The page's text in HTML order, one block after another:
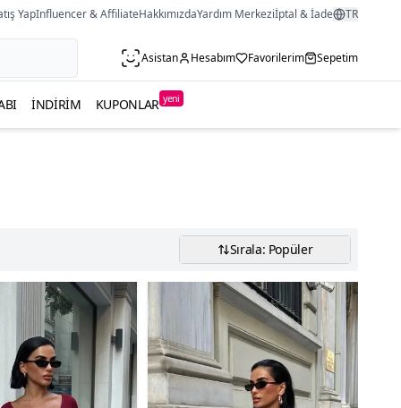
YapInfluencer & AffiliateHakkımızdaYardım Merkeziİptal & İade TR
Asistan Hesabım Favorilerim Sepetim
İNDIRIM KUPONLAR yeni
Sırala: Popüler